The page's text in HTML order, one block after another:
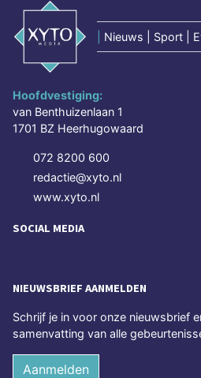
Nieuws | Sport |
Hoofdvestiging:
van Benthuizenlaan 1
1701 BZ Heerhugowaard
072 8200 600
redactie@xyto.nl
www.xyto.nl
SOCIAL MEDIA
NIEUWSBRIEF AANMELDEN
Schrijf je in voor onze nieuwsbrief
samenvatting van alle
Aanmelden